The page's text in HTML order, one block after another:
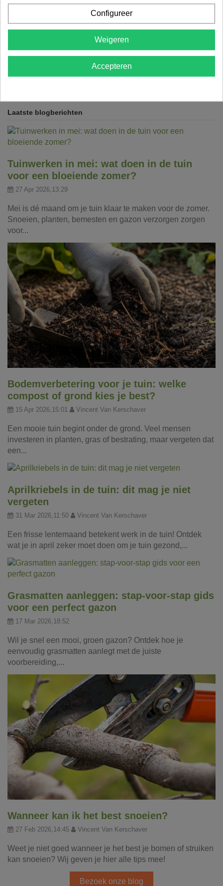
Categorieën
Planten
Laatste blogberichten
Tuinwerken in mei: wat doen in de tuin
voor een bloeiende zomer?
27 Apr 2026,13:29
Mei is dé maand om je tuin klaar te maken voor de zomer.
Snoeien, planten, bemesten en gazon verzorgen zorgen
voor...
Bodemverbetering voor je tuin: welke
compost of grond kies je best?
15 Apr 2026,15:01 Vincent Van Kerschaver
Een mooie tuin begint onder de grond. Veel mensen
investeren in planten, gras of bestrating, maar vergeten dat
een...
Aprilkriebels in de tuin: dit mag je niet
vergeten
31 Mar 2026,11:50 Vincent Van Kerschaver
Een frisse lentemaand betekent werk in de tuin! Ontdek
wat je in april zeker moet doen om je tuin gezond,...
Grasmatten aanleggen: stap-voor-stap gids
voor een perfect gazon
17 Mar 2026,18:52
Wil je snel een mooi, groen gazon? Ontdek hoe je
eenvoudig grasmatten aanlegt met de juiste
voorbereiding,...
Wanneer kan ik het best snoeien?
27 Feb 2026,14:45 Vincent Van Kerschaver
Weet je niet goed wanneer je het best je bomen of struiken
kan snoeien? Wij geven je hier alle tips mee!
Bezoek onze blog
Configureer
Weigeren
Accepteren